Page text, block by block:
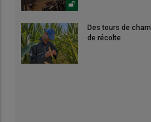
Des tours de
de récolte